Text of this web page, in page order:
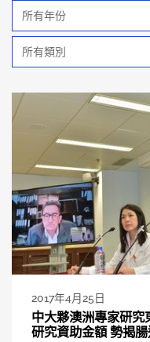
類
類
2017年4月25日
中大夥澳洲專家研
研究資助金額 勢揭